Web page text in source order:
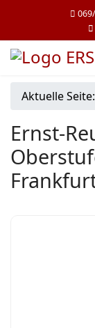
Aktuelle Seite:
Ernst-